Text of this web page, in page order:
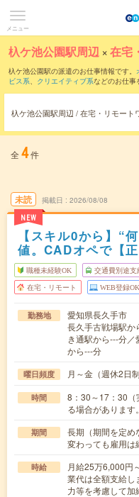
メニュー
杁ケ池公園駅周辺 ×在宅
杁ケ池公園駅の派遣のお仕事情報です。
ビス系、 クリエイティブ系などのお仕事
杁ケ池公園駅周辺 / 在宅・リモート
全 4件
未読
NEW
掲載日 2026/08/08
【スキル0から】“
値。CADオペで【
職種未経験OK 交通費別途支
在宅・リモート WEB登録OK
勤務地
愛知県長久手市
長久手古戦場駅か
き通駅から---分
から---分
曜日頻度 月～金（週休2日制
時間
8：30～17：30（
る場合がありま
期間
長期（期間を定め
変わっても雇用は
時給
月給25万6,000円
業代は全額支給
力等を考慮して加